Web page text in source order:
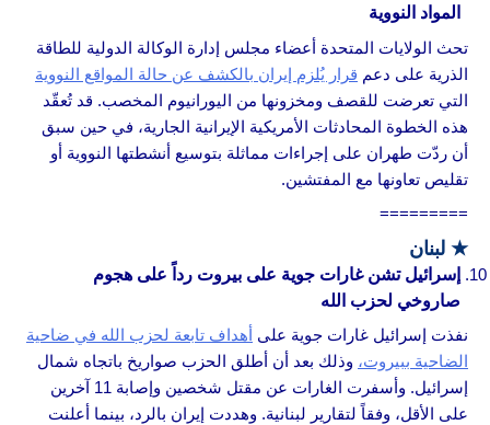
المواد النووية
تحث الولايات المتحدة أعضاء مجلس إدارة الوكالة الدولية للطاقة
الذرية على دعم قرار يُلزم إيران بالكشف عن حالة المواقع النووية
التي تعرضت للقصف ومخزونها من اليورانيوم المخصب. قد تُعقّد
هذه الخطوة المحادثات الأمريكية الإيرانية الجارية، في حين سبق
أن ردّت طهران على إجراءات مماثلة بتوسيع أنشطتها النووية أو
تقليص تعاونها مع المفتشين.
=========
★ لبنان
إسرائيل تشن غارات جوية على بيروت رداً على هجوم
صاروخي لحزب الله
نفذت إسرائيل غارات جوية على أهداف تابعة لحزب الله في ضاحية
الضاحية ببيروت، وذلك بعد أن أطلق الحزب صواريخ باتجاه شمال
إسرائيل. وأسفرت الغارات عن مقتل شخصين وإصابة 11 آخرين
على الأقل، وفقاً لتقارير لبنانية. وهددت إيران بالرد، بينما أعلنت